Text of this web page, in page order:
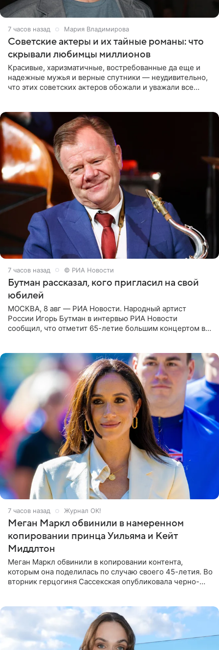
7 часов назад Мария Владимирова
Советские актеры и их тайные романы: что
скрывали любимцы миллионов
Красивые, харизматичные, востребованные да еще и
надежные мужья и верные спутники — неудивительно,
что этих советских актеров обожали и уважали все
7 часов назад © РИА Новости
Бутман рассказал, кого пригласил на свой
юбилей
МОСКВА, 8 авг — РИА Новости. Народный артист
России Игорь Бутман в интервью РИА Новости
сообщил, что отметит 65-летие большим концертом в
7 часов назад Журнал OK!
Меган Маркл обвинили в намеренном
копировании принца Уильяма и Кейт
Миддлтон
Меган Маркл обвинили в копировании контента,
которым она поделилась по случаю своего 45-летия. Во
вторник герцогиня Сассекская опубликовала черно-